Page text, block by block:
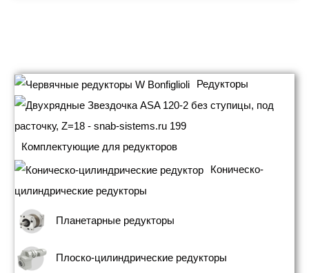
Редукторы
Комплектующие для редукторов
Коническо-
цилиндрические редукторы
Планетарные редукторы
Плоско-цилиндрические редукторы